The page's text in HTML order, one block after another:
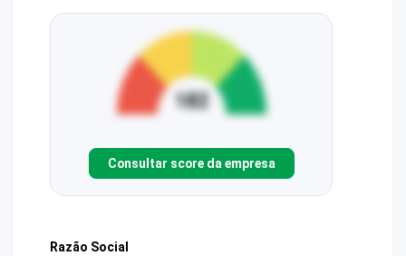
Consultar score da empresa
Razão Social